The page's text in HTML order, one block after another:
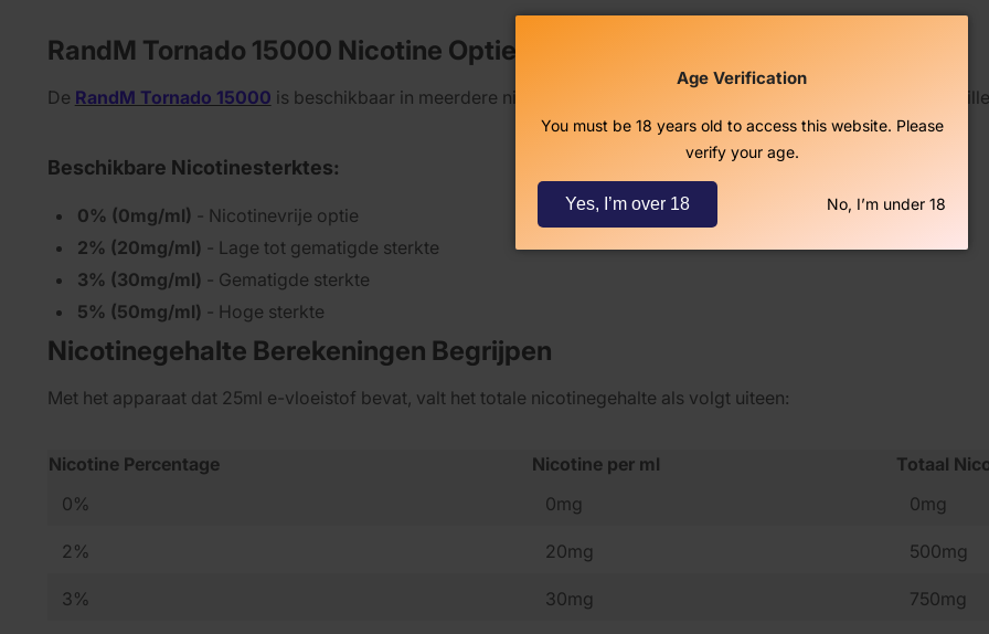
Age Verification
You must be 18 years old to access this website. Please
verify your age.
Yes, I’m over 18 No, I’m under 18
RandM Tornado 15000 Nicotine Opties
De RandM Tornado 15000 is beschikbaar in meerdere nicotinesterkte opties om tegemoet te komen aan
Beschikbare Nicotinesterktes:
0% (0mg/ml) - Nicotinevrije optie
2% (20mg/ml) - Lage tot gematigde sterkte
3% (30mg/ml) - Gematigde sterkte
5% (50mg/ml) - Hoge sterkte
Nicotinegehalte Berekeningen Begrijpen
Met het apparaat dat 25ml e-vloeistof bevat, valt het totale nicotinegehalte als volgt uiteen:
Nicotine Percentage Nicotine per ml
Totaal
0%
0mg 0mg
2% 20mg 500mg
3% 30mg 750mg